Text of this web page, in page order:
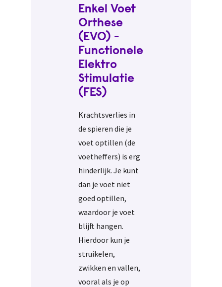
Enkel Voet
Orthese
(EVO) -
Functionele
Elektro
Stimulatie
(FES)
Krachtsverlies in
de spieren die je
voet optillen (de
voetheffers) is erg
hinderlijk. Je kunt
dan je voet niet
goed optillen,
waardoor je voet
blijft hangen.
Hierdoor kun je
struikelen,
zwikken en vallen,
vooral als je op